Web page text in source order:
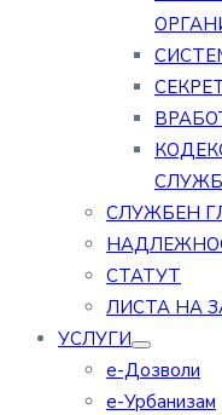
СЛУЖБЕН
СТАТУТ
ЛИСТА НА
УСЛУГИ
е-Дозволи
е-Урбанизам